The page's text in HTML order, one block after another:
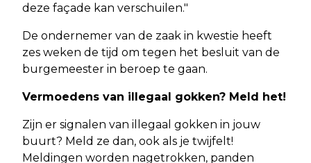
deze façade kan verschuilen."
De ondernemer van de zaak in kwestie heeft
zes weken de tijd om tegen het besluit van de
burgemeester in beroep te gaan.
Vermoedens van illegaal gokken? Meld het!
Zijn er signalen van illegaal gokken in jouw
buurt? Meld ze dan, ook als je twijfelt!
Meldingen worden nagetrokken, panden